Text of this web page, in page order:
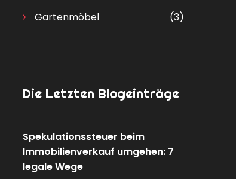
Gartenmöbel
(3)
Die Letzten Blogeinträge
Spekulationssteuer beim
Immobilienverkauf umgehen: 7
legale Wege